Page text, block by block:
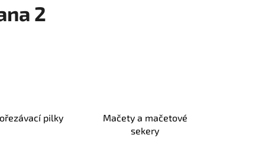
2
pilky
Mačety a mačetové
sekery